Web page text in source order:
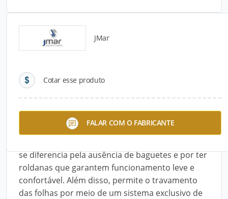
JMar
Cotar esse produto
FALAR COM O FABRICANTE
Detalhes do produto
Descrição do Produto
A Linha Aura é composta de esquadrias de
alumínios com alta durabilidade, pois resiste à
se diferencia pela ausência de baguetes e por ter
roldanas que garantem funcionamento leve e
confortável. Além disso, permite o travamento
das folhas por meio de um sistema exclusivo de